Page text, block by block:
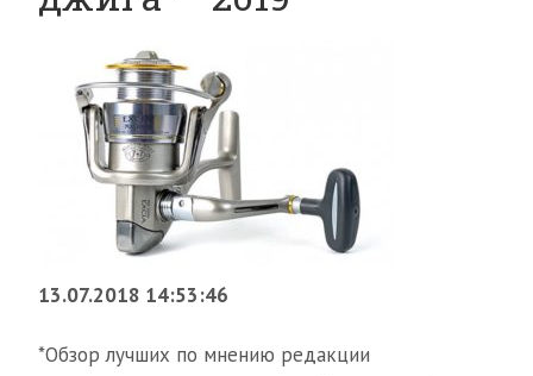
13.07.2018 14:53:46
*Обзор лучших по мнению редакции